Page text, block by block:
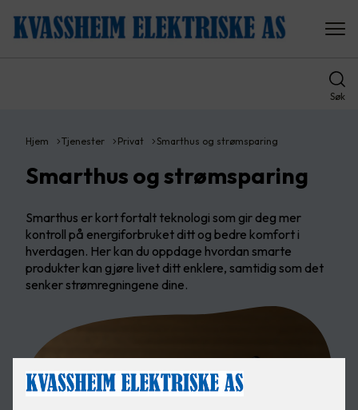
Søk
Hjem Tjenester Privat Smarthus og strømsparing
Smarthus og strømsparing
Smarthus er kort fortalt teknologi som gir deg mer
kontroll på energiforbruket ditt og bedre komfort i
hverdagen. Her kan du oppdage hvordan smarte
produkter kan gjøre livet ditt enklere, samtidig som det
senker strømregningene dine.